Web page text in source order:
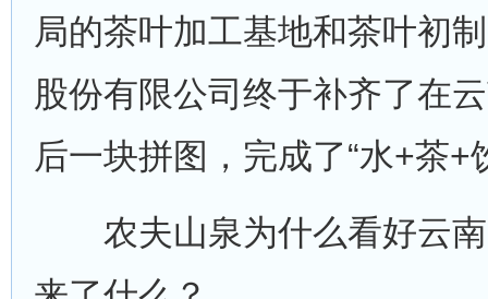
局的茶叶加工基地和茶叶初
股份有限公司终于补齐了在
后一块拼图，完成了“水+茶+
农夫山泉为什么看好云南